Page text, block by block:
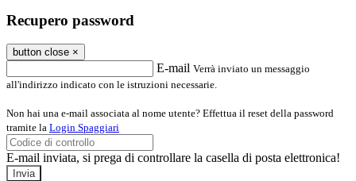
Recupero password
button close ×
E-mail Verrà inviato un messaggio
all'indirizzo indicato con le istruzioni necessarie.
Non hai una e-mail associata al nome utente? Effettua il reset della password
tramite la Login Spaggiari
E-mail inviata, si prega di controllare la casella di posta elettronica!